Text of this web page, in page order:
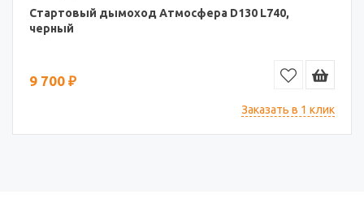
Стартовый дымоход Атмосфера D130 L740,
черный
9 700 ₽
Заказать в 1 клик